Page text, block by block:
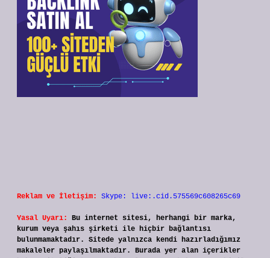
Reklam ve İletişim: Skype: live:.cid.575569c608265c69
Yasal Uyarı:
Bu internet sitesi, herhangi bir marka,
kurum veya şahıs şirketi ile hiçbir bağlantısı
bulunmamaktadır. Sitede yalnızca kendi hazırladığımız
makaleler paylaşılmaktadır. Burada yer alan içerikler